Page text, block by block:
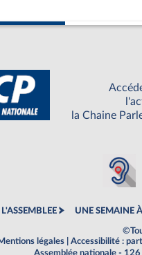
la Chaine
UNE SEMAINE
légales
Accessibilité :
Assemblée nationale -